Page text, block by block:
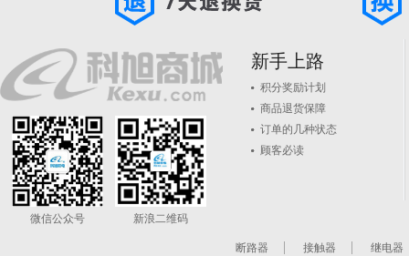
微信公众号 新浪二维码
新手上路
积分奖励计划
商品退货保障
订单的几种状态
顾客必读
断路器 接触器 继电器